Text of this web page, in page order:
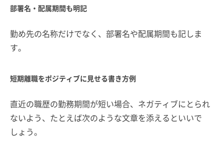
部署名・配属期間も明記
勤め先の名称だけでなく、部署名や配属期間も記しま
す。
短期離職をポジティブに見せる書き方例
直近の職歴の勤務期間が短い場合、ネガティブにとられ
ないよう、たとえば次のような文章を添えるといいで
しょう。